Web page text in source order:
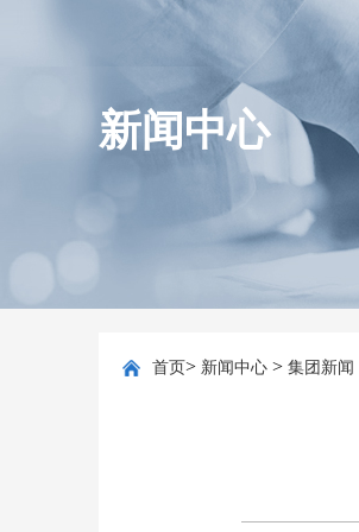
新闻中心
首页> 新闻中心 > 集团新闻